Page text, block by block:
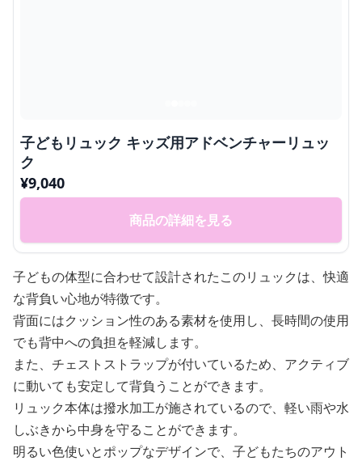
子どもリュック キッズ用アドベンチャーリュッ
ク
¥9,040
商品の詳細を見る
子どもの体型に合わせて設計されたこのリュックは、快適
な背負い心地が特徴です。
背面にはクッション性のある素材を使用し、長時間の使用
でも背中への負担を軽減します。
また、チェストストラップが付いているため、アクティブ
に動いても安定して背負うことができます。
リュック本体は撥水加工が施されているので、軽い雨や水
しぶきから中身を守ることができます。
明るい色使いとポップなデザインで、子どもたちのアウト